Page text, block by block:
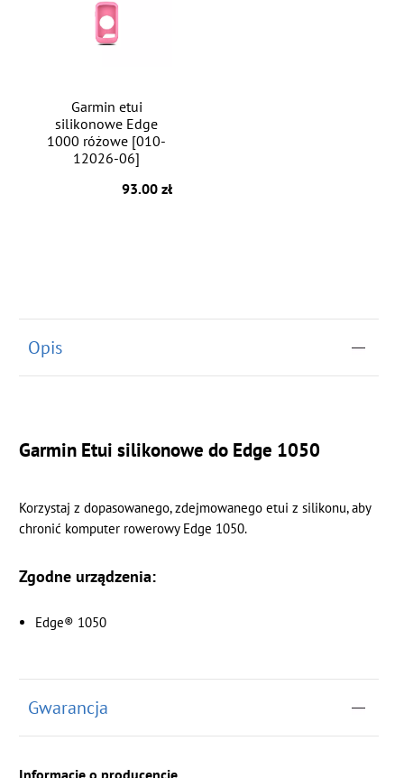
Garmin etui
silikonowe Edge
1000 różowe [010-
12026-06]
93.00 zł
Opis
Garmin Etui silikonowe do Edge 1050
Korzystaj z dopasowanego, zdejmowanego etui z silikonu, aby
chronić komputer rowerowy Edge 1050.
Zgodne urządzenia:
Edge® 1050
Gwarancja